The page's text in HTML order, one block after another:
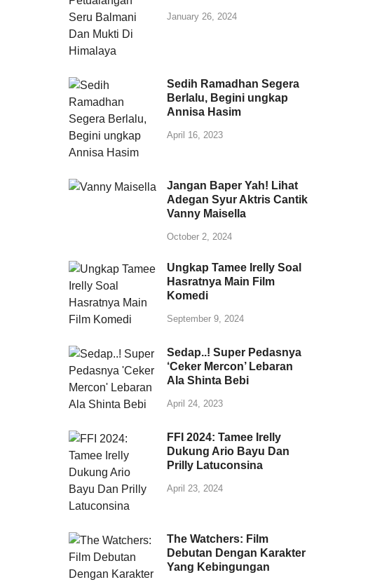
January 26, 2024
Sedih Ramadhan Segera
Berlalu, Begini ungkap
Annisa Hasim
April 16, 2023
Jangan Baper Yah! Lihat
Adegan Syur Aktris Cantik
Vanny Maisella
October 2, 2024
Ungkap Tamee Irelly Soal
Hasratnya Main Film
Komedi
September 9, 2024
Sedap..! Super Pedasnya
‘Ceker Mercon’ Lebaran
Ala Shinta Bebi
April 24, 2023
FFI 2024: Tamee Irelly
Dukung Ario Bayu Dan
Prilly Latuconsina
April 23, 2024
The Watchers: Film
Debutan Dengan Karakter
Yang Kebingungan